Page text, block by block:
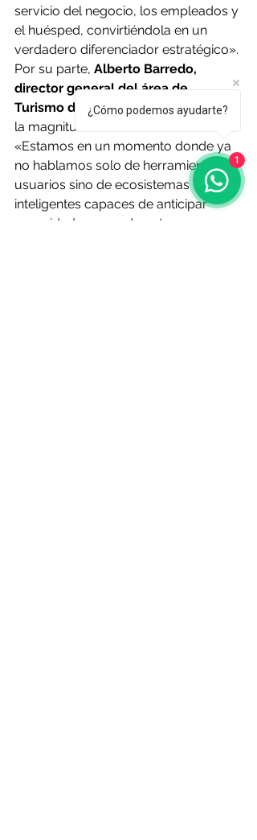
servicio del negocio, los empleados y
el huésped, convirtiéndola en un
verdadero diferenciador estratégico».
Por su parte, Alberto Barredo,
director general del área de
Turismo de Grupo Hotusa, incidió en
la magnitud del ecosistema reunido:
«Estamos en un momento donde ya
no hablamos solo de herramientas y
usuarios sino de ecosistemas
inteligentes capaces de anticipar
necesidades y ayudar a tomar
¿Cómo podemos ayudarte?
1